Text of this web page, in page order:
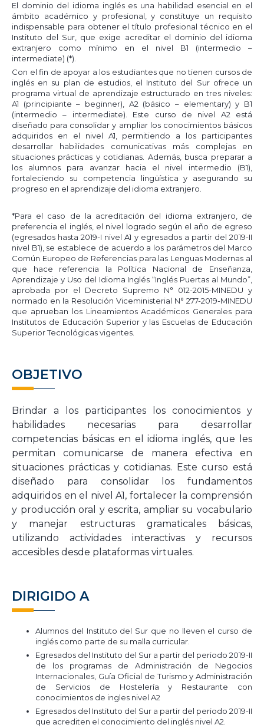
El dominio del idioma inglés es una habilidad esencial en el
ámbito académico y profesional, y constituye un requisito
indispensable para obtener el título profesional técnico en el
Instituto del Sur, que exige acreditar el dominio del idioma
extranjero como mínimo en el nivel B1 (intermedio –
intermediate) (*).
Con el fin de apoyar a los estudiantes que no tienen cursos de
inglés en su plan de estudios, el Instituto del Sur ofrece un
programa virtual de aprendizaje estructurado en tres niveles:
A1 (principiante – beginner), A2 (básico – elementary) y B1
(intermedio – intermediate). Este curso de nivel A2 está
diseñado para consolidar y ampliar los conocimientos básicos
adquiridos en el nivel A1, permitiendo a los participantes
desarrollar habilidades comunicativas más complejas en
situaciones prácticas y cotidianas. Además, busca preparar a
los alumnos para avanzar hacia el nivel intermedio (B1),
fortaleciendo su competencia lingüística y asegurando su
progreso en el aprendizaje del idioma extranjero.
*Para el caso de la acreditación del idioma extranjero, de
preferencia el inglés, el nivel logrado según el año de egreso
(egresados hasta 2019-I nivel A1 y egresados a partir del 2019-II
nivel B1), se establece de acuerdo a los parámetros del Marco
Común Europeo de Referencias para las Lenguas Modernas al
que hace referencia la Política Nacional de Enseñanza,
Aprendizaje y Uso del Idioma Inglés “Inglés Puertas al Mundo”,
aprobada por el Decreto Supremo N° 012-2015-MINEDU y
normado en la Resolución Viceministerial N° 277-2019-MINEDU
que aprueban los Lineamientos Académicos Generales para
Institutos de Educación Superior y las Escuelas de Educación
Superior Tecnológicas vigentes.
OBJETIVO
Brindar a los participantes los conocimientos y
habilidades necesarias para desarrollar
competencias básicas en el idioma inglés, que les
permitan comunicarse de manera efectiva en
situaciones prácticas y cotidianas. Este curso está
diseñado para consolidar los fundamentos
adquiridos en el nivel A1, fortalecer la comprensión
y producción oral y escrita, ampliar su vocabulario
y manejar estructuras gramaticales básicas,
utilizando actividades interactivas y recursos
accesibles desde plataformas virtuales.
DIRIGIDO A
Alumnos del Instituto del Sur que no lleven el curso de
inglés como parte de su malla curricular.
Egresados del Instituto del Sur a partir del periodo 2019-II
de los programas de Administración de Negocios
Internacionales, Guía Oficial de Turismo y Administración
de Servicios de Hostelería y Restaurante con
conocimientos de ingles nivel A2
Egresados del Instituto del Sur a partir del periodo 2019-II
que acrediten el conocimiento del inglés nivel A2.